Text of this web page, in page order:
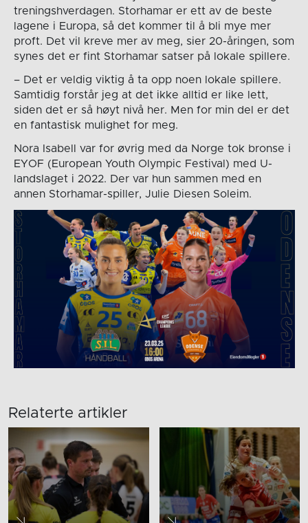
treningshverdagen. Storhamar er ett av de beste
lagene i Europa, så det kommer til å bli mye mer
proft. Det vil kreve mer av meg, sier 20-åringen, som
synes det er fint Storhamar satser på lokale spillere.
– Det er veldig viktig å ta opp noen lokale spillere.
Samtidig forstår jeg at det ikke alltid er like lett,
siden det er så høyt nivå her. Men for min del er det
en fantastisk mulighet for meg.
Nora Isabell var for øvrig med da Norge tok bronse i
EYOF (European Youth Olympic Festival) med U-
landslaget i 2022. Der var hun sammen med en
annen Storhamar-spiller, Julie Diesen Soleim.
Relaterte artikler